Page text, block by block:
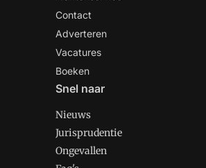
Contact
Adverteren
Vacatures
Boeken
Snel naar
Nieuws
Jurisprudentie
Ongevallen